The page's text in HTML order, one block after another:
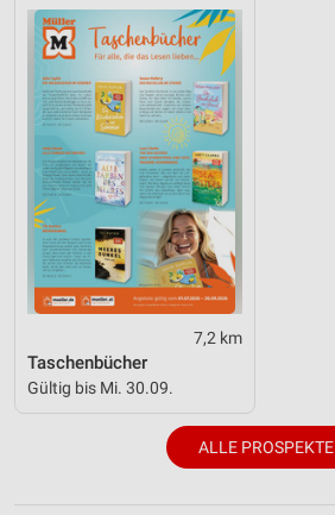
7,2 km
Taschenbücher
Gültig bis Mi. 30.09.
ALLE PROSPEKTE